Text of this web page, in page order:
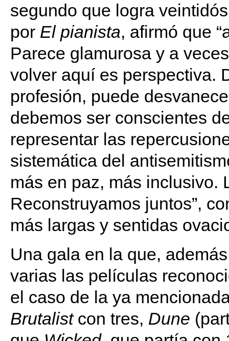
segundo que logra
por El pianista, afirmó que
Parece glamurosa y a
volver aquí es perspectiva.
profesión, puede
debemos ser conscientes
representar las
sistemática del
más en paz, más inclusivo.
Reconstruyamos juntos”,
más largas y sentidas
Una gala en la que,
varias las películas
el caso de la ya
Brutalistcon tres, Dune